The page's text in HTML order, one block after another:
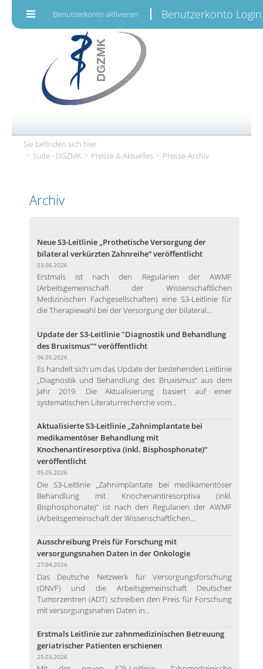
Benutzerkonto aktivieren Benutzerkonto Login
Sie befinden sich hier
Suite - DGZMK
Presse & Aktuelles Presse-Archiv
Archiv
Neue S3-Leitlinie „Prothetische Versorgung der
bilateral verkürzten Zahnreihe“ veröffentlicht
03.06.2026
Erstmals ist nach den Regularien der AWMF
(Arbeitsgemeinschaft der Wissenschaftlichen
Medizinischen Fachgesellschaften) eine S3-Leitlinie für
die Therapiewahl bei der Versorgung der bilateral...
Update der S3-Leitlinie "Diagnostik und Behandlung
des Bruxismus"“ veröffentlicht
06.05.2026
Es handelt sich um das Update der bestehenden Leitlinie
„Diagnostik und Behandlung des Bruxismus“ aus dem
Jahr 2019. Die Aktualisierung basiert auf einer
systematischen Literaturrecherche vom...
Aktualisierte S3-Leitlinie „Zahnimplantate bei
medikamentöser Behandlung mit
Knochenantiresorptiva (inkl. Bisphosphonate)“
veröffentlicht
05.05.2026
Die S3-Leitlinie „Zahnimplantate bei medikamentöser
Behandlung mit Knochenantiresorptiva (inkl.
Bisphosphonate)“ ist nach den Regularien der AWMF
(Arbeitsgemeinschaft der Wissenschaftlichen...
Ausschreibung Preis für Forschung mit
versorgungsnahen Daten in der Onkologie
27.04.2026
Das Deutsche Netzwerk für Versorgungsforschung
(DNVF) und die Arbeitsgemeinschaft Deutscher
Tumorzentren (ADT) schreiben den Preis für Forschung
mit versorgungsnahen Daten in...
Erstmals Leitlinie zur zahnmedizinischen Betreuung
geriatrischer Patienten erschienen
25.03.2026